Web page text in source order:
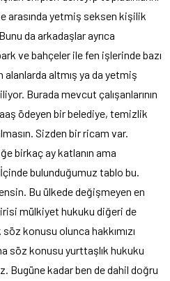
arasında yetmiş seksen kişilik
da arkadaşlar ayrıca
ve bahçeler ile fen işlerinde bazı
altmış ya da yetmiş
Burada mevcut çalışanlarının
ödeyen bir belediye, temizlik
Sizden bir ricam var.
birkaç ay katlanın ama
bulunduğumuz tablo bu.
Bu ülkede değişmeyen en
mülkiyet hukuku diğeri de
konusu olunca hakkımızı
söz konusu yurttaşlık hukuku
Bugüne kadar ben de dahil doğru